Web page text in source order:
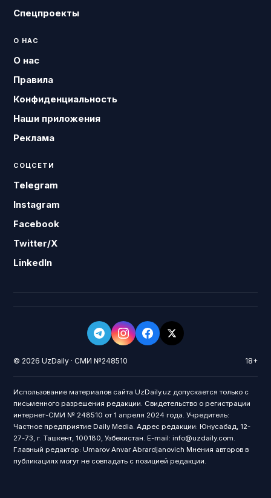
Спецпроекты
О НАС
О нас
Правила
Конфиденциальность
Наши приложения
Реклама
СОЦСЕТИ
Telegram
Instagram
Facebook
Twitter/X
LinkedIn
© 2026 UzDaily · СМИ №248510 18+
Использование материалов сайта UzDaily.uz допускается только с
письменного разрешения редакции. Свидетельство о регистрации
интернет-СМИ № 248510 от 1 апреля 2024 года. Учредитель:
Частное предприятие Daily Media. Адрес редакции: Юнусабад, 12-
27-73, г. Ташкент, 100180, Узбекистан. E-mail: info@uzdaily.com.
Главный редактор: Umarov Anvar Abrardjanovich Мнения авторов в
публикациях могут не совпадать с позицией редакции.